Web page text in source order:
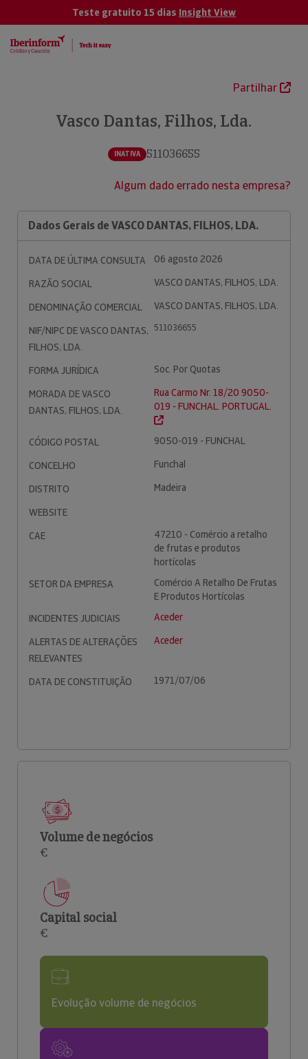
Teste gratuito 15 dias Insight View
Partilhar
Vasco Dantas, Filhos, Lda.
INATIVA 511036655
Algum dado errado nesta empresa?
Dados Gerais de VASCO DANTAS, FILHOS, LDA.
DATA DE ÚLTIMA CONSULTA
06 agosto 2026
RAZÃO SOCIAL
VASCO DANTAS, FILHOS, LDA.
DENOMINAÇÃO COMERCIAL
VASCO DANTAS, FILHOS, LDA.
NIF/NIPC DE VASCO DANTAS,
FILHOS, LDA.
511036655
FORMA JURÍDICA
Soc. Por Quotas
MORADA DE VASCO
DANTAS, FILHOS, LDA.
Rua Carmo Nr. 18/20 9050-
019 - FUNCHAL. PORTUGAL.
CÓDIGO POSTAL
9050-019 - FUNCHAL
CONCELHO
Funchal
DISTRITO
Madeira
WEBSITE
CAE
47210 - Comércio a retalho
de frutas e produtos
hortícolas
SETOR DA EMPRESA
Comércio A Retalho De Frutas
E Produtos Hortícolas
INCIDENTES JUDICIAIS
Aceder
ALERTAS DE ALTERAÇÕES
RELEVANTES
Aceder
DATA DE CONSTITUIÇÃO 1971/07/06
Volume de negócios
€
Capital social
€
Evolução volume de negócios